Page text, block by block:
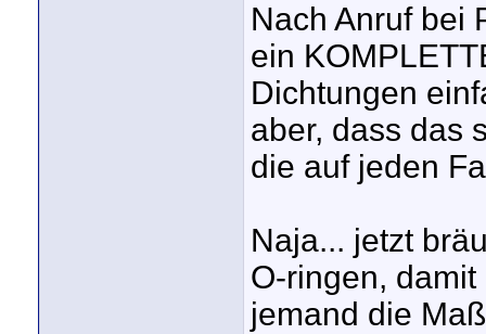
Nach Anruf bei
ein
Dichtungen
aber, dass das
die auf jeden
Naja... jetzt
O-ringen,
jemand die